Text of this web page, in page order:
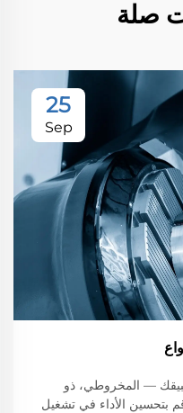
صلة
25
Sep
— المخروطي، ذو
قم بتحسين الأداء في تشغيل